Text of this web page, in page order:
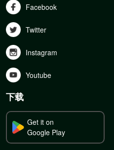
Facebook
Twitter
Instagram
Youtube
下载
Get it on
Google Play